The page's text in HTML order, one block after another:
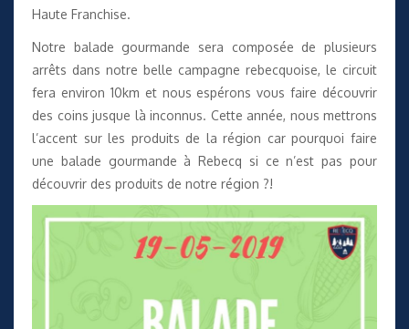
Haute Franchise.
Notre balade gourmande sera composée de plusieurs
arrêts dans notre belle campagne rebecquoise, le circuit
fera environ 10km et nous espérons vous faire découvrir
des coins jusque là inconnus. Cette année, nous mettrons
l’accent sur les produits de la région car pourquoi faire
une balade gourmande à Rebecq si ce n’est pas pour
découvrir des produits de notre région ?!